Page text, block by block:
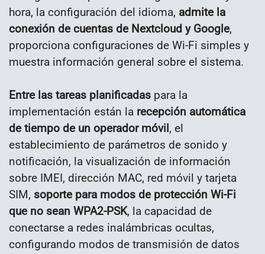
hora, la configuración del idioma, admite la
conexión de cuentas de Nextcloud y Google,
proporciona configuraciones de Wi-Fi simples y
muestra información general sobre el sistema.
Entre las tareas planificadas para la
implementación están la recepción automática
de tiempo de un operador móvil, el
establecimiento de parámetros de sonido y
notificación, la visualización de información
sobre IMEI, dirección MAC, red móvil y tarjeta
SIM, soporte para modos de protección Wi-Fi
que no sean WPA2-PSK, la capacidad de
conectarse a redes inalámbricas ocultas,
configurando modos de transmisión de datos